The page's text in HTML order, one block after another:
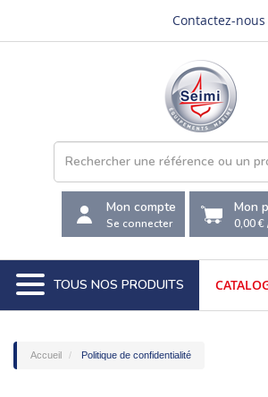
Contactez-nous
Mon compte
Se connecter
Mon
0,00 €
TOUS NOS PRODUITS
Accueil Politique de confidentialité